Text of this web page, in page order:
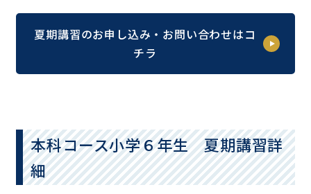
夏期講習のお申し込み・お問い合わせはコ
チラ
本科コース小学６年生 夏期講習詳
細